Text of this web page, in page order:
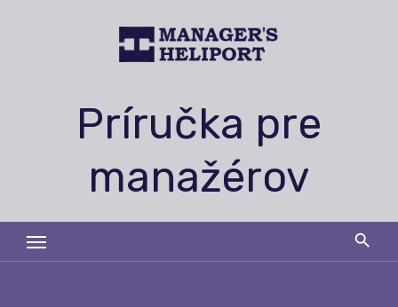
Príručka pre
manažérov